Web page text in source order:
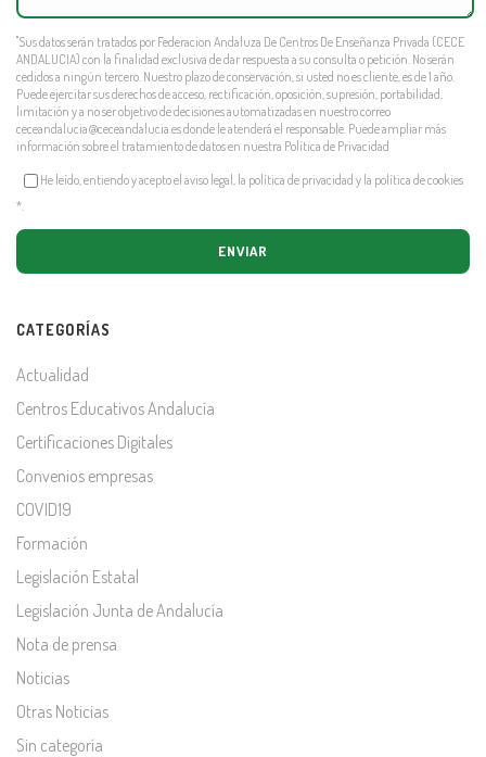
"Sus datos serán tratados por Federacion Andaluza De Centros De Enseñanza Privada (CECE
ANDALUCIA) con la finalidad exclusiva de dar respuesta a su consulta o petición. No serán
cedidos a ningún tercero. Nuestro plazo de conservación, si usted no es cliente, es de 1 año.
Puede ejercitar sus derechos de acceso, rectificación, oposición, supresión, portabilidad,
limitación y a no ser objetivo de decisiones automatizadas en nuestro correo
ceceandalucia@ceceandalucia.esdonde le atenderá el responsable. Puede ampliar más
información sobre el tratamiento de datos en nuestra Política de Privacidad
He leído, entiendo y acepto el aviso legal, la política de privacidad y la política de cookies
*.
CATEGORÍAS
Actualidad
Centros Educativos Andalucía
Certificaciones Digitales
Convenios empresas
COVID19
Formación
Legislación Estatal
Legislación Junta de Andalucía
Nota de prensa
Noticias
Otras Noticias
Sin categoría